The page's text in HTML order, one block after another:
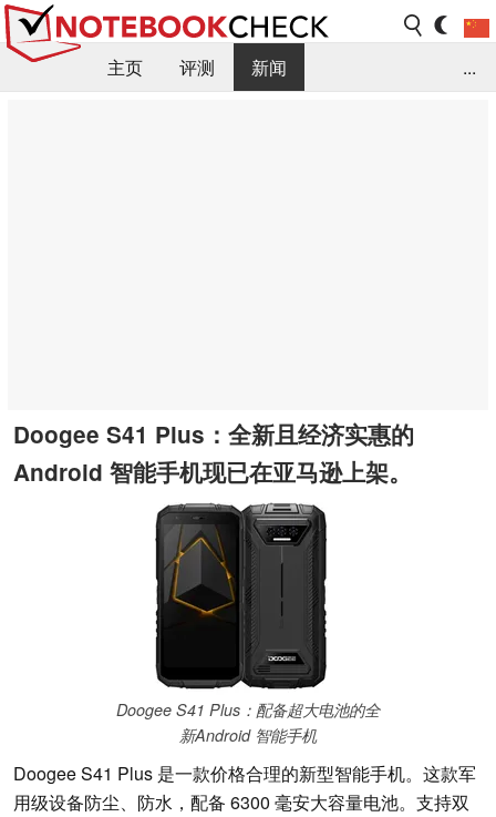
主页 评测
新闻
...
Doogee S41 Plus：全新且经济实惠的
Android 智能手机现已在亚马逊上架。
Doogee S41 Plus：配备超大电池的全
新Android 智能手机
Doogee S41 Plus 是一款价格合理的新型智能手机。这款军
用级设备防尘、防水，配备 6300 毫安大容量电池。支持双